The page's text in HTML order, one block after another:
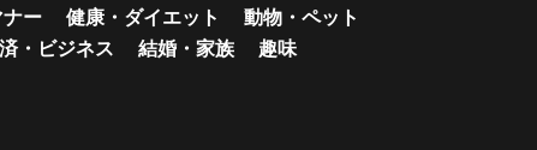
ー 健康・ダイエット
動物・ペット
・ビジネス 結婚・家族
趣味